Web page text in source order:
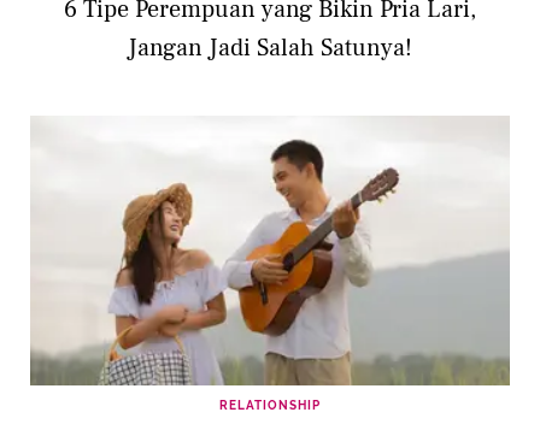
6 Tipe Perempuan yang Bikin Pria Lari,
Jangan Jadi Salah Satunya!
RELATIONSHIP